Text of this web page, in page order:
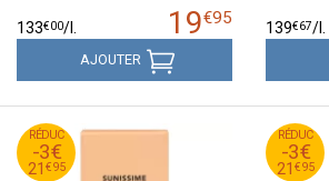
19€95
133€00/
AJOUTER
139€67/
RÉDUC
-3€
21 €95
24
€
95
21
€
95
RÉDUC
-3€
21 €95
24
€
95
21
€
95